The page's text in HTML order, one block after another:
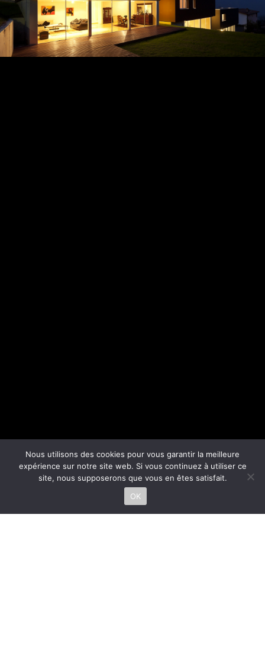
Nous utilisons des cookies pour vous garantir la meilleure
expérience sur notre site web. Si vous continuez à utiliser ce
site, nous supposerons que vous en êtes satisfait.
OK